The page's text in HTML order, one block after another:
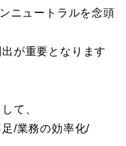
ニュートラルを念頭
が重要となります
て、
/業務の効率化/